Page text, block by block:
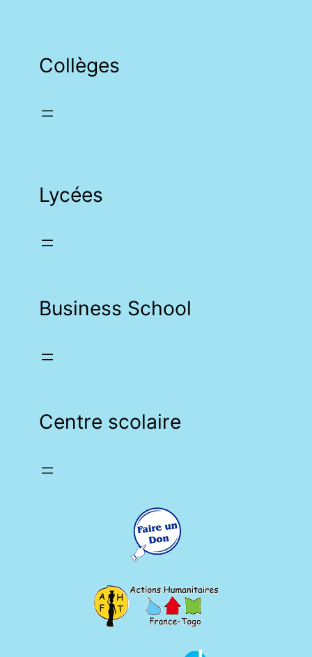
Collèges
Lycées
Business School
Centre scolaire